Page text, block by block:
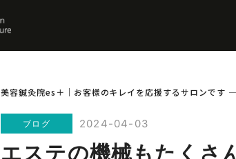
美容鍼灸院es＋｜お客様のキレイを応援するサロンです
ブログ 2024-04-03
エステの機械もたくさ